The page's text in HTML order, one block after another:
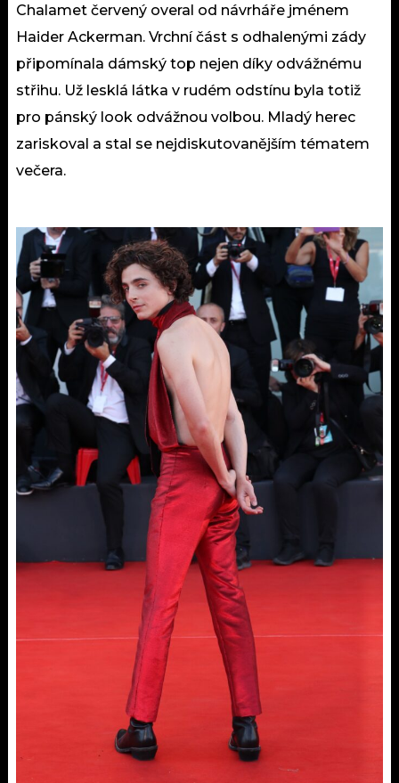
Chalamet červený overal od návrháře jménem
Haider Ackerman. Vrchní část s odhalenými zády
připomínala dámský top nejen díky odvážnému
střihu. Už lesklá látka v rudém odstínu byla totiž
pro pánský look odvážnou volbou. Mladý herec
zariskoval a stal se nejdiskutovanějším tématem
večera.